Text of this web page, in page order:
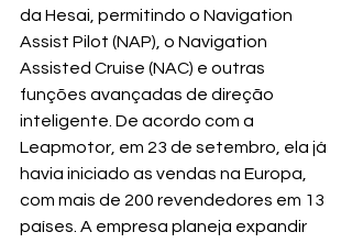
da Hesai, permitindo o Navigation
Assist Pilot (NAP), o Navigation
Assisted Cruise (NAC) e outras
funções avançadas de direção
inteligente. De acordo com a
Leapmotor, em 23 de setembro, ela já
havia iniciado as vendas na Europa,
com mais de 200 revendedores em 13
países. A empresa planeja expandir